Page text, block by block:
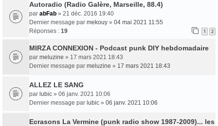
Autoradio (Radio Galère, Marseille, 88.4)
par abFab » 21 déc. 2016 19:40
Dernier message par mekouy » 04 mai 2021 11:55
Réponses : 19 1 2
MIRZA CONNEXION - Podcast punk DIY hebdomadaire
par meluzine » 17 mars 2021 18:43
Dernier message par meluzine » 17 mars 2021 18:43
ALLEZ LE SANG
par lubic » 06 janv. 2021 10:06
Dernier message par lubic » 06 janv. 2021 10:06
Ecrasons La Vermine (punk radio show 1987-2009)... les